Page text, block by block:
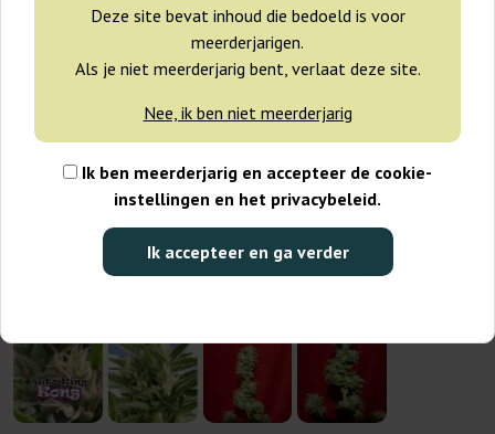
Deze site bevat inhoud die bedoeld is voor
meerderjarigen.
Als je niet meerderjarig bent, verlaat deze site.
Nee, ik ben niet meerderjarig
Ik ben meerderjarig en accepteer de cookie-
instellingen en het privacybeleid.
Ik accepteer en ga verder